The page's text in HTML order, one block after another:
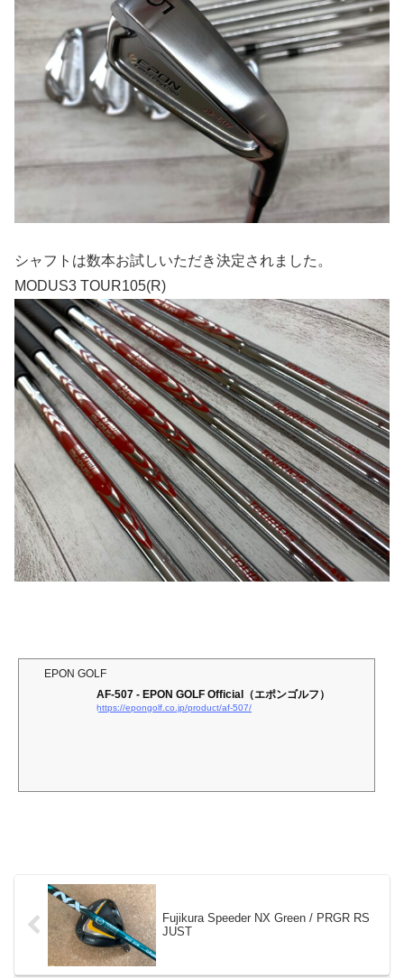
シャフトは数本お試しいただき決定されました。
MODUS3 TOUR105(R)
EPON GOLF
AF-507 - EPON GOLF Official（エポンゴルフ）
https://epongolf.co.jp/product/af-507/
Fujikura Speeder NX Green / PRGR RS
JUST